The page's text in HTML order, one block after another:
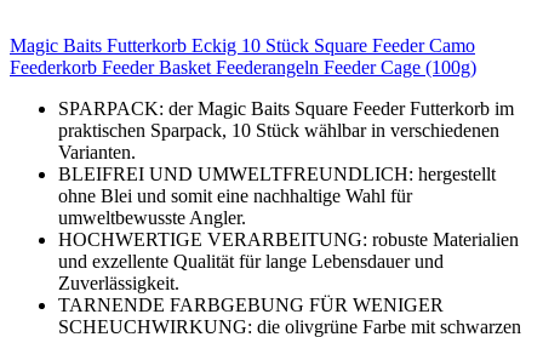
Magic Baits Futterkorb Eckig 10 Stück Square Feeder Camo
Feederkorb Feeder Basket Feederangeln Feeder Cage (100g)
SPARPACK: der Magic Baits Square Feeder Futterkorb im
praktischen Sparpack, 10 Stück wählbar in verschiedenen
Varianten.
BLEIFREI UND UMWELTFREUNDLICH: hergestellt
ohne Blei und somit eine nachhaltige Wahl für
umweltbewusste Angler.
HOCHWERTIGE VERARBEITUNG: robuste Materialien
und exzellente Qualität für lange Lebensdauer und
Zuverlässigkeit.
TARNENDE FARBGEBUNG FÜR WENIGER
SCHEUCHWIRKUNG: die olivgrüne Farbe mit schwarzen